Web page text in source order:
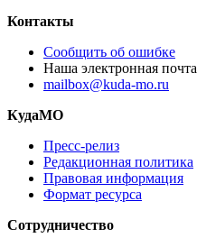
Контакты
Сообщить об ошибке
Наша электронная почта
mailbox@kuda-mo.ru
КудаМО
Пресс-релиз
Редакционная политика
Правовая информация
Формат ресурса
Сотрудничество